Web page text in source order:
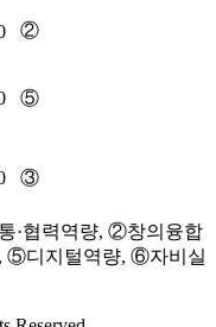
②
⑤
③
·협력역량, ②창의융합
⑤디지털역량, ⑥자비실